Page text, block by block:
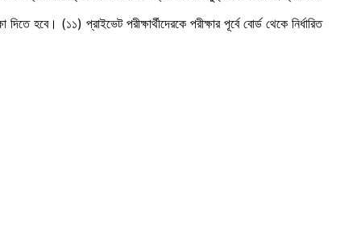
হবে। (১১) প্রাইভেট পরীক্ষার্থীদেরকে পরীক্ষার পূর্বে বোর্ড থেকে নির্ধারিত